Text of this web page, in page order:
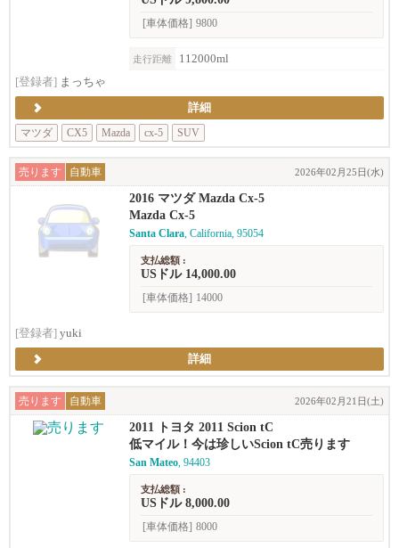
[車体価格] 9800
走行距離
112000ml
[登録者] まっちゃ
詳細
マツダ
CX5 Mazda cx-5 SUV
売ります 自動車 2026年02月25日(水)
2016 マツダ Mazda Cx-5
Mazda Cx-5
Santa Clara, California, 95054
支払総額 :
USドル 14,000.00
[車体価格] 14000
[登録者] yuki
詳細
売ります 自動車 2026年02月21日(土)
2011 トヨタ 2011 Scion tC
低マイル！今は珍しいScion tC売ります
San Mateo, 94403
支払総額 :
USドル 8,000.00
[車体価格] 8000